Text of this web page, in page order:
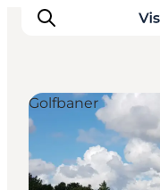
Inspiration
Destinationer
Golfbaner